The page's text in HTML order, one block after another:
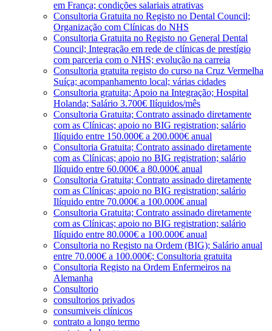
em França; condições salariais atrativas
Consultoria Gratuita no Registo no Dental Council;
Organização com Clínicas do NHS
Consultoria Gratuita no Registo no General Dental
Council; Integração em rede de clínicas de prestígio
com parceria com o NHS; evolução na carreia
Consultoria gratuita registo do curso na Cruz Vermelha
Suíça; acompanhamento local; várias cidades
Consultoria gratuita; Apoio na Integração; Hospital
Holanda; Salário 3.700€ Ilíquidos/mês
Consultoria Gratuita; Contrato assinado diretamente
com as Clínicas; apoio no BIG registration; salário
Ilíquido entre 150.000€ a 200.000€ anual
Consultoria Gratuita; Contrato assinado diretamente
com as Clínicas; apoio no BIG registration; salário
Ilíquido entre 60.000€ a 80.000€ anual
Consultoria Gratuita; Contrato assinado diretamente
com as Clínicas; apoio no BIG registration; salário
Ilíquido entre 70.000€ a 100.000€ anual
Consultoria Gratuita; Contrato assinado diretamente
com as Clínicas; apoio no BIG registration; salário
Ilíquido entre 80.000€ a 100.000€ anual
Consultoria no Registo na Ordem (BIG); Salário anual
entre 70.000€ a 100.000€; Consultoria gratuita
Consultoria Registo na Ordem Enfermeiros na
Alemanha
Consultorio
consultorios privados
consumiveis clínicos
contrato a longo termo